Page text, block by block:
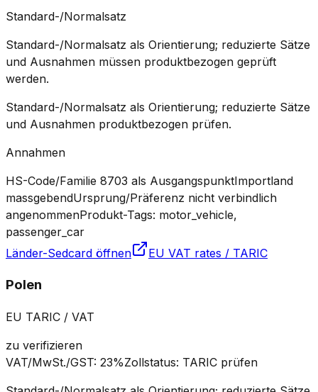
Standard-/Normalsatz
Standard-/Normalsatz als Orientierung; reduzierte Sätze
und Ausnahmen müssen produktbezogen geprüft
werden.
Standard-/Normalsatz als Orientierung; reduzierte Sätze
und Ausnahmen produktbezogen prüfen.
Annahmen
HS-Code/Familie 8703 als AusgangspunktImportland
massgebendUrsprung/Präferenz nicht verbindlich
angenommenProdukt-Tags: motor_vehicle,
passenger_car
Länder-Sedcard öffnen
EU VAT rates / TARIC
Polen
EU TARIC / VAT
zu verifizieren
VAT/MwSt./GST: 23%Zollstatus: TARIC prüfen